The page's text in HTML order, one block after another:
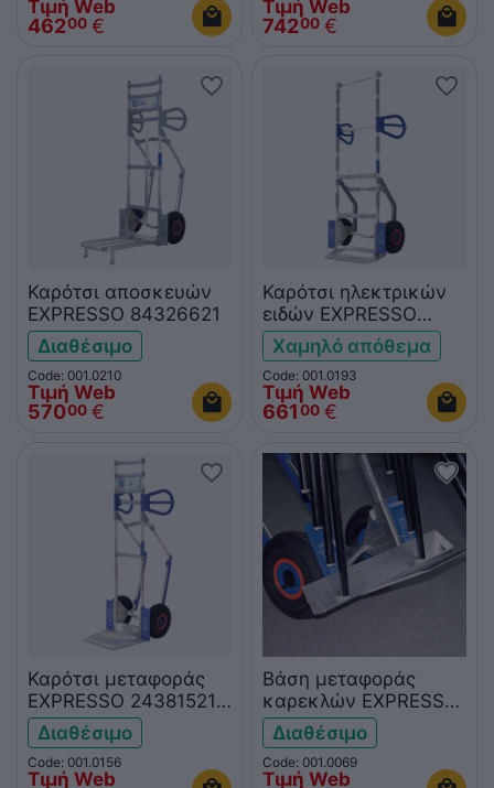
Τιμή Web
46200 €
Τιμή Web
74200 €
Καρότσι αποσκευών
EXPRESSO 84326621
Διαθέσιμο
Code: 001.0210
Τιμή Web
57000 €
Καρότσι ηλεκτρικών
ειδών EXPRESSO
63463621
Χαμηλό απόθεμα
Code: 001.0193
Τιμή Web
66100 €
Καρότσι μεταφοράς
EXPRESSO 24381521
(παλέτα No5)
Διαθέσιμο
Code: 001.0156
Τιμή Web
Βάση μεταφοράς
καρεκλών EXPRESSO
1029
Διαθέσιμο
Code: 001.0069
Τιμή Web